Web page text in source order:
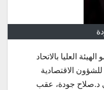
العليا بالاتحاد
الاقتصادية
د.صلاح جودة، عقب